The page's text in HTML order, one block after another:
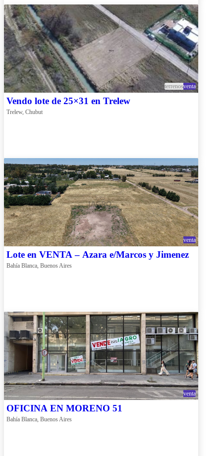
terrenosventa
Vendo lote de 25×31 en Trelew
Trelew, Chubut
venta
Lote en VENTA – Azara e/Marcos y Jimenez
Bahía Blanca, Buenos Aires
venta
OFICINA EN MORENO 51
Bahía Blanca, Buenos Aires